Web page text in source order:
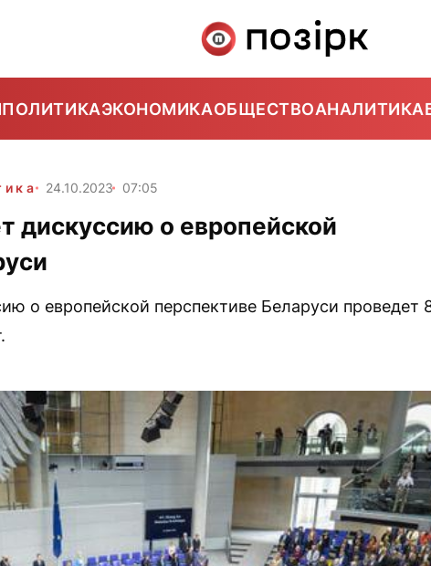
ПОЛИТИКАЭКОНОМИКАОБЩЕСТВОАНАЛИТИКА
24.10.2023 07:05
дискуссию о европейской
о европейской перспективе Беларуси проведет